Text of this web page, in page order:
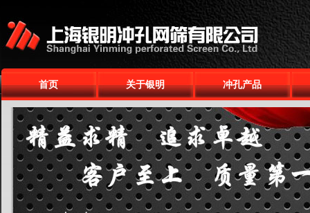
首页 关于银明 冲孔产品